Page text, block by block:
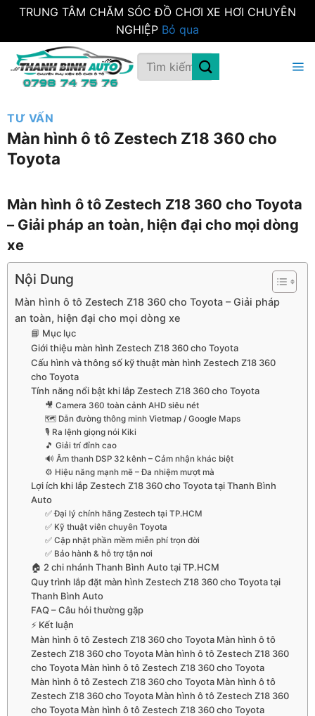
TRUNG TÂM CHĂM SÓC ĐỒ CHƠI XE HƠI CHUYÊN
NGHIỆP Bỏ qua
qua
Tìm
kiếm:
TƯ VẤN
Màn hình ô tô Zestech Z18 360 cho
Toyota
Màn hình ô tô Zestech Z18 360 cho Toyota
– Giải pháp an toàn, hiện đại cho mọi dòng
xe
Nội Dung
Màn hình ô tô Zestech Z18 360 cho Toyota – Giải pháp
an toàn, hiện đại cho mọi dòng xe
📘 Mục lục
Giới thiệu màn hình Zestech Z18 360 cho Toyota
Cấu hình và thông số kỹ thuật màn hình Zestech Z18 360
cho Toyota
Tính năng nổi bật khi lắp Zestech Z18 360 cho Toyota
🎥 Camera 360 toàn cảnh AHD siêu nét
🗺️ Dẫn đường thông minh Vietmap / Google Maps
🎙️ Ra lệnh giọng nói Kiki
🎵 Giải trí đỉnh cao
🔊 Âm thanh DSP 32 kênh – Cảm nhận khác biệt
⚙️ Hiệu năng mạnh mẽ – Đa nhiệm mượt mà
Lợi ích khi lắp Zestech Z18 360 cho Toyota tại Thanh Bình
Auto
✅ Đại lý chính hãng Zestech tại TP.HCM
✅ Kỹ thuật viên chuyên Toyota
✅ Cập nhật phần mềm miễn phí trọn đời
✅ Bảo hành & hỗ trợ tận nơi
🏠 2 chi nhánh Thanh Bình Auto tại TP.HCM
Quy trình lắp đặt màn hình Zestech Z18 360 cho Toyota tại
Thanh Bình Auto
FAQ – Câu hỏi thường gặp
⚡ Kết luận
Màn hình ô tô Zestech Z18 360 cho Toyota Màn hình ô tô
Zestech Z18 360 cho Toyota Màn hình ô tô Zestech Z18 360
cho Toyota Màn hình ô tô Zestech Z18 360 cho Toyota
Màn hình ô tô Zestech Z18 360 cho Toyota Màn hình ô tô
Zestech Z18 360 cho Toyota Màn hình ô tô Zestech Z18 360
cho Toyota Màn hình ô tô Zestech Z18 360 cho Toyota